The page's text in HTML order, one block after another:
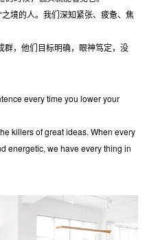
境的人。我们深知紧张、疲惫、焦
群，他们目标明确，眼神笃定，没
every time you lower your
killers of great ideas. When every
energetic, we have every thing in